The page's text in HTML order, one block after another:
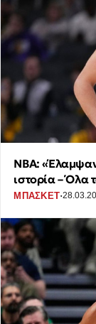
NBA:
ιστορία – Όλα
ΜΠΑΣΚΕΤ·